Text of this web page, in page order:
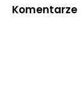
Komentarze